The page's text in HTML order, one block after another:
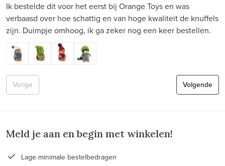
Ik bestelde dit voor het eerst bij Orange Toys en was
verbaasd over hoe schattig en van hoge kwaliteit de knuffels
zijn. Duimpje omhoog, ik ga zeker nog een keer bestellen.
Volgende
Vorige
Meld je aan en begin met winkelen!
Lage minimale bestelbedragen